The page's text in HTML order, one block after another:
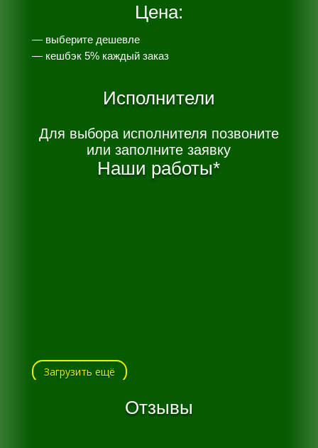
Цена:
— выберите дешевле
— кешбэк 5% каждый заказ
Исполнители
Для выбора исполнителя позвоните
или заполните заявку
Наши работы*
Загрузить ещё
Отзывы